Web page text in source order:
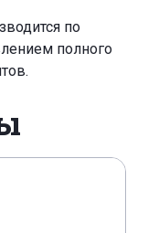
по
полного